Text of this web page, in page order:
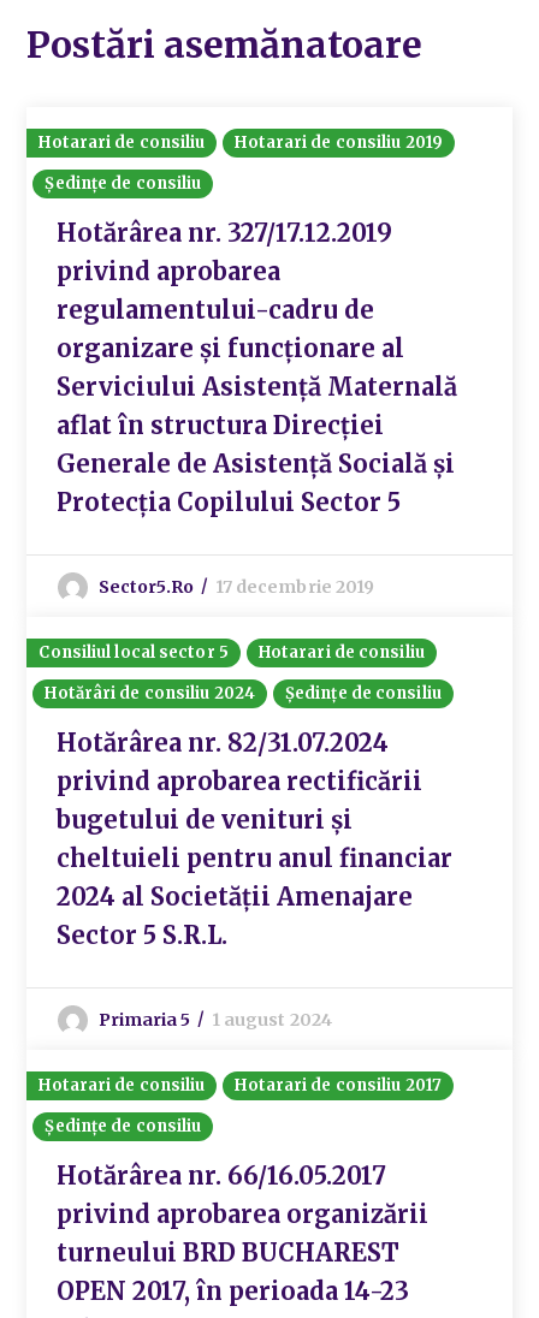
Postări asemănatoare
Hotarari de consiliu
Hotarari de consiliu 2019
Ședințe de consiliu
Hotărârea nr. 327/17.12.2019
privind aprobarea
regulamentului-cadru de
organizare și funcționare al
Serviciului Asistență Maternală
aflat în structura Direcției
Generale de Asistență Socială și
Protecția Copilului Sector 5
Sector5.ro 17 decembrie 2019
Consiliul local sector 5
Hotarari de consiliu
Hotărâri de consiliu 2024
Ședințe de consiliu
Hotărârea nr. 82/31.07.2024
privind aprobarea rectificării
bugetului de venituri și
cheltuieli pentru anul financiar
2024 al Societății Amenajare
Sector 5 S.R.L.
Primaria 5 1 august 2024
Hotarari de consiliu
Hotarari de consiliu 2017
Ședințe de consiliu
Hotărârea nr. 66/16.05.2017
privind aprobarea organizării
turneului BRD BUCHAREST
OPEN 2017, în perioada 14-23